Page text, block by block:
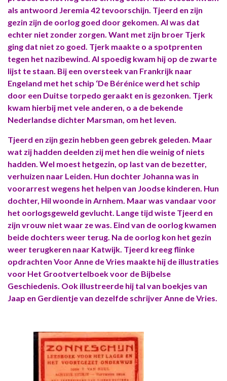
als antwoord Jeremia 42 tevoorschijn. Tjeerd en zijn
gezin zijn de oorlog goed door gekomen. Al was dat
echter niet zonder zorgen. Want met zijn broer Tjerk
ging dat niet zo goed. Tjerk maakte o a spotprenten
tegen het nazibewind. Al spoedig kwam hij op de zwarte
lijst te staan. Bij een oversteek van Frankrijk naar
Engeland met het schip ‘De Bérénice werd het schip
door een Duitse torpedo geraakt en is gezonken. Tjerk
kwam hierbij met vele anderen, o a de bekende
Nederlandse dichter Marsman, om het leven.
Tjeerd en zijn gezin hebben geen gebrek geleden. Maar
wat zij hadden deelden zij met hen die weinig of niets
hadden. Wel moest hetgezin, op last van de bezetter,
verhuizen naar Leiden. Hun dochter Johanna was in
voorarrest wegens het helpen van Joodse kinderen. Hun
dochter, Hil woonde in Arnhem. Maar was vandaar voor
het oorlogsgeweld gevlucht. Lange tijd wiste Tjeerd en
zijn vrouw niet waar ze was. Eind van de oorlog kwamen
beide dochters weer terug. Na de oorlog kon het gezin
weer terugkeren naar Katwijk. Tjeerd kreeg flinke
opdrachten Voor Anne de Vries maakte hij de illustraties
voor Het Grootvertelboek voor de Bijbelse
Geschiedenis. Ook illustreerde hij tal van boekjes van
Jaap en Gerdientje van dezelfde schrijver Anne de Vries.